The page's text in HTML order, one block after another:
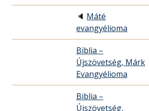
🔈 Máté
evangyélioma
Biblia –
Újszövetség, Márk
Evangyélioma
Biblia –
Újszövetség,